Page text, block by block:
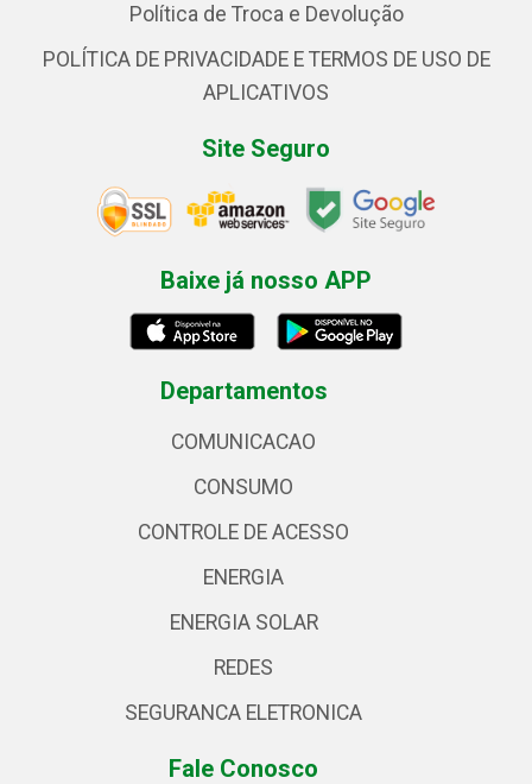
Política de Troca e Devolução
POLÍTICA DE PRIVACIDADE E TERMOS DE USO DE
APLICATIVOS
Site Seguro
Baixe já nosso APP
Departamentos
COMUNICACAO
CONSUMO
CONTROLE DE ACESSO
ENERGIA
ENERGIA SOLAR
REDES
SEGURANCA ELETRONICA
Fale Conosco